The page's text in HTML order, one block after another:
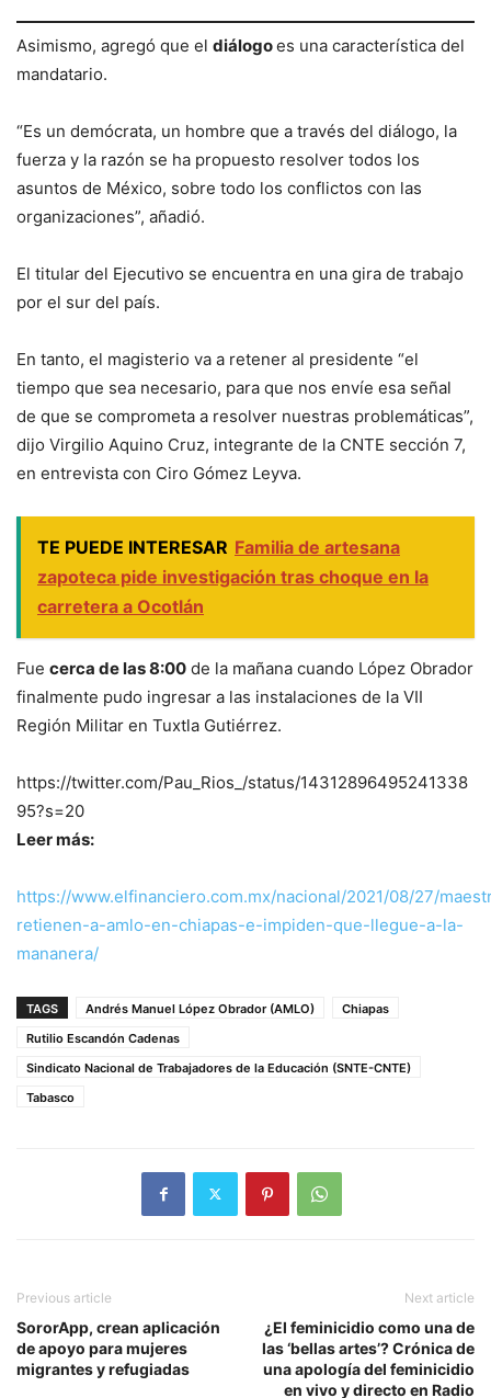
Asimismo, agregó que el diálogoes una característica del
mandatario.
“Es un demócrata, un hombre que a través del diálogo, la
fuerza y la razón se ha propuesto resolver todos los
asuntos de México, sobre todo los conflictos con las
organizaciones”, añadió.
El titular del Ejecutivo se encuentra en una gira de trabajo
por el sur del país.
En tanto, el magisterio va a retener al presidente “el
tiempo que sea necesario, para que nos envíe esa señal
de que se comprometa a resolver nuestras problemáticas”,
dijo Virgilio Aquino Cruz, integrante de la CNTE sección 7,
en entrevista con Ciro Gómez Leyva.
TE PUEDE INTERESAR Familia de artesana
zapoteca pide investigación tras choque en la
carretera a Ocotlán
Fue cerca de las 8:00 de la mañana cuando López Obrador
finalmente pudo ingresar a las instalaciones de la VII
Región Militar en Tuxtla Gutiérrez.
https://twitter.com/Pau_Rios_/status/14312896495241338
95?s=20
Leer más:
https://www.elfinanciero.com.mx/nacional/2021/08/27/
retienen-a-amlo-en-chiapas-e-impiden-que-llegue-a-la-
mananera/
TAGS Andrés Manuel López Obrador (AMLO)
Chiapas
Rutilio Escandón Cadenas
Sindicato Nacional de Trabajadores de la Educación (SNTE-CNTE)
Tabasco
Previous article
SororApp, crean aplicación
de apoyo para mujeres
migrantes y refugiadas
Next article
¿El feminicidio como una de
las ‘bellas artes’? Crónica de
una apología del feminicidio
en vivo y directo en Radio